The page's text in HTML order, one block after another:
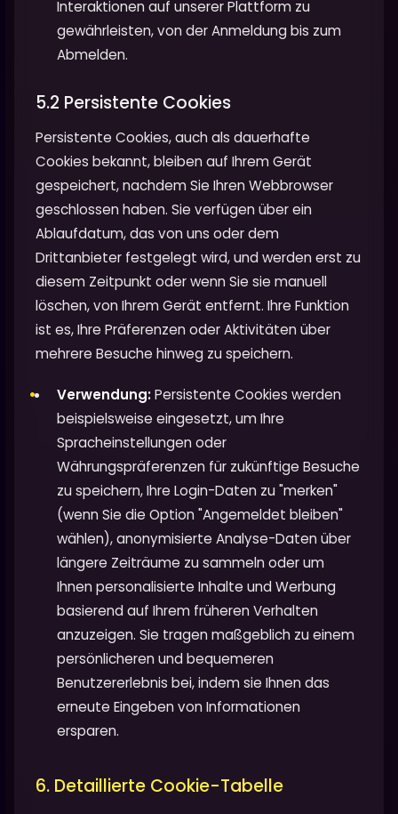
Interaktionen auf unserer Plattform zu
gewährleisten, von der Anmeldung bis zum
Abmelden.
5.2 Persistente Cookies
Persistente Cookies, auch als dauerhafte
Cookies bekannt, bleiben auf Ihrem Gerät
gespeichert, nachdem Sie Ihren Webbrowser
geschlossen haben. Sie verfügen über ein
Ablaufdatum, das von uns oder dem
Drittanbieter festgelegt wird, und werden erst zu
diesem Zeitpunkt oder wenn Sie sie manuell
löschen, von Ihrem Gerät entfernt. Ihre Funktion
ist es, Ihre Präferenzen oder Aktivitäten über
mehrere Besuche hinweg zu speichern.
Verwendung:Persistente Cookies werden
beispielsweise eingesetzt, um Ihre
Spracheinstellungen oder
Währungspräferenzen für zukünftige Besuche
zu speichern, Ihre Login-Daten zu "merken"
(wenn Sie die Option "Angemeldet bleiben"
wählen), anonymisierte Analyse-Daten über
längere Zeiträume zu sammeln oder um
Ihnen personalisierte Inhalte und Werbung
basierend auf Ihrem früheren Verhalten
anzuzeigen. Sie tragen maßgeblich zu einem
persönlicheren und bequemeren
Benutzererlebnis bei, indem sie Ihnen das
erneute Eingeben von Informationen
ersparen.
6. Detaillierte Cookie-Tabelle